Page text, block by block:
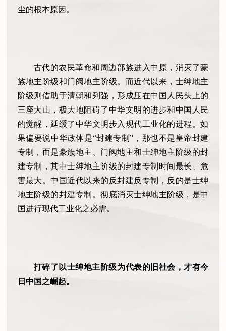
尘的根本原因。
古代的农民革命和周边部族进入中原，消灭了豪
族地主阶级和门阀地主阶级。而近代以来，士绅地主
阶级则借助于清朝和列强，形成压在中国人民头上的
三座大山，极大地阻碍了中华文明的进步和中国人民
的觉醒，延缓了中华文明步入现代工业化的进程。如
果偏要说中华政体是“封建专制”，那也不是皇帝封建
专制，而是豪族地主、门阀地主和士绅地主阶级的封
建专制，其中士绅地主阶级的封建专制时间最长、危
害最大。中国近代以来的反封建反专制，反的是士绅
地主阶级的封建专制。彻底消灭士绅地主阶级，是中
国进行现代工业化之必需。
打碎了以士绅地主阶级为代表的旧社会，才有今
日中国之崛起。